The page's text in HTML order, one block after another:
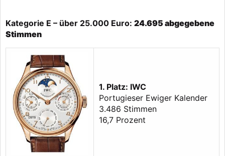
Kategorie E – über 25.000 Euro: 24.695 abgegebene
Stimmen
1. Platz: IWC
Portugieser Ewiger Kalender
3.486 Stimmen
16,7 Prozent